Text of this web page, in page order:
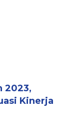
2023,
Kinerja